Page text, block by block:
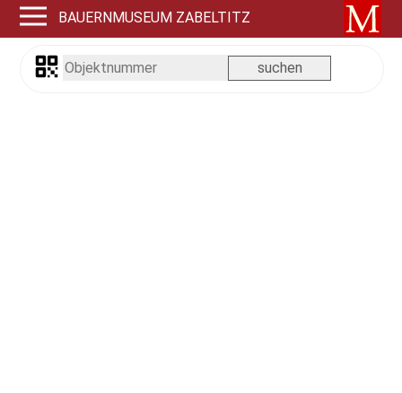
BAUERNMUSEUM ZABELTITZ